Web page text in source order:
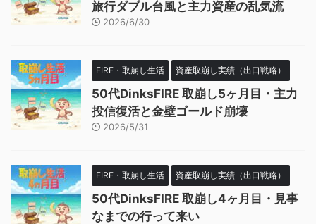
旅行ダブル台風と主力資産の乱気流
2026/6/30
FIRE・取崩し生活 資産取崩し実績（出口戦略）
50代DinksFIRE 取崩し5ヶ月目・主力
投信復活と金壁ゴールド崩壊
2026/5/31
FIRE・取崩し生活 資産取崩し実績（出口戦略）
50代DinksFIRE 取崩し4ヶ月目・見事
なまでの行って来い